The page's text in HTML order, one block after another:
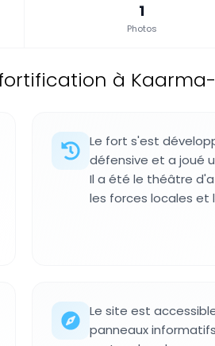
1
Photos
à Kaarma-
Le fort s'est
défensive et a joué
Il a été le théâtre
les forces locales et
Le site est
panneaux